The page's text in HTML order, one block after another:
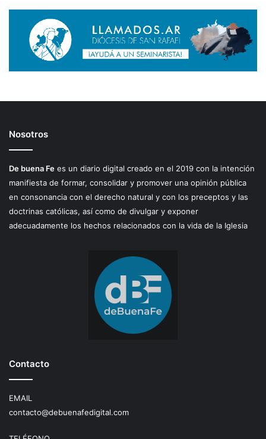
Nosotros
De buena Fe es un diario digital creado en el 2019 con la intención
manifiesta de formar, consolidar y promover una opinión pública
en consonancia con el derecho natural y con los preceptos y las
doctrinas católicas, así como de divulgar y exponer
adecuadamente los hechos relacionados con la vida de la Iglesia
Contacto
EMAIL
contacto@debuenafedigital.com